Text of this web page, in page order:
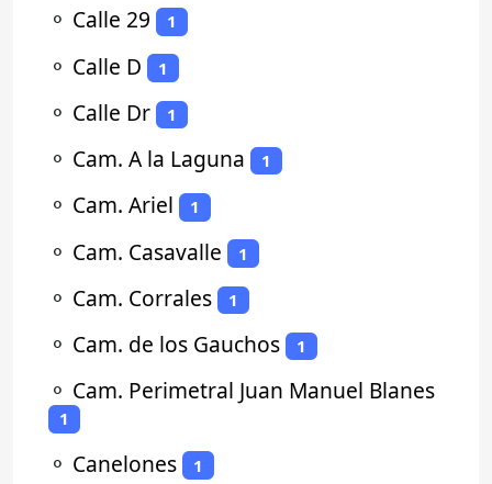
⚬ Calle 29 1
⚬ Calle D 1
⚬ Calle Dr 1
⚬ Cam. A la Laguna 1
⚬ Cam. Ariel 1
⚬ Cam. Casavalle 1
⚬ Cam. Corrales 1
⚬ Cam. de los Gauchos 1
⚬ Cam. Perimetral Juan Manuel Blanes
1
⚬ Canelones 1